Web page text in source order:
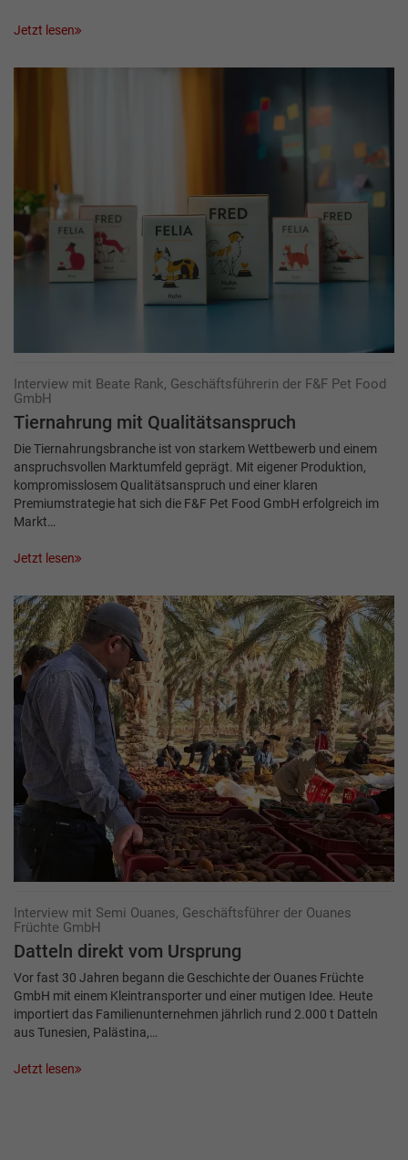
Jetzt lesen
Interview mit Beate Rank, Geschäftsführerin der F&F Pet Food
GmbH
Tiernahrung mit Qualitätsanspruch
Die Tiernahrungsbranche ist von starkem Wettbewerb und einem
anspruchsvollen Markt­umfeld geprägt. Mit eigener Produktion,
kompromisslosem Qualitätsanspruch und einer klaren
Premiumstrategie hat sich die F&F Pet Food GmbH erfolgreich im
Markt…
Jetzt lesen
Interview mit Semi Ouanes, Geschäftsführer der Ouanes
Früchte GmbH
Datteln direkt vom Ursprung
Vor fast 30 Jahren begann die Geschichte der Ouanes Früchte
GmbH mit einem Kleintransporter und einer mutigen Idee. Heute
importiert das Familienunternehmen jährlich rund 2.000 t Datteln
aus Tunesien, Palästina,…
Jetzt lesen